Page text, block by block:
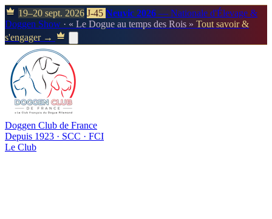
19–20 sept. 2026 J-45 Neuvic 2026 — Nationale d'Élevage &
Doggen Show · « Le Dogue au temps des Rois » Tout savoir &
s'engager →
Doggen Club de France
Depuis 1923 · SCC · FCI
Le Club